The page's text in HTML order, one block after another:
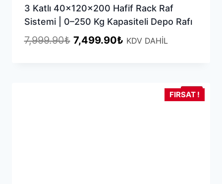
3 Katlı 40x120x200 Hafif Rack Raf
Sistemi | 0–250 Kg Kapasiteli Depo Rafı
7,999.90₺ Orijinal
7,499.90₺Şu
7,499.90₺.
KDV DAHİL
YENİ
FIRSAT !